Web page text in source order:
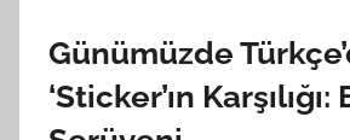
Günümüzde
‘Sticker’ın